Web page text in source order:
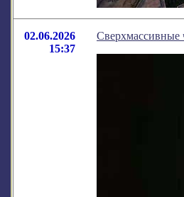
02.06.2026
15:37
Сверхмассивные